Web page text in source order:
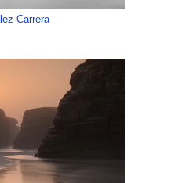
Carrera